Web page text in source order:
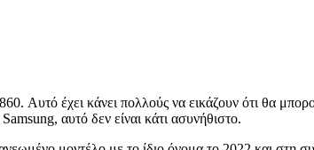
Αυτό έχει κάνει πολλούς να εικάζουν ότι θα
αυτό δεν είναι κάτι ασυνήθιστο.